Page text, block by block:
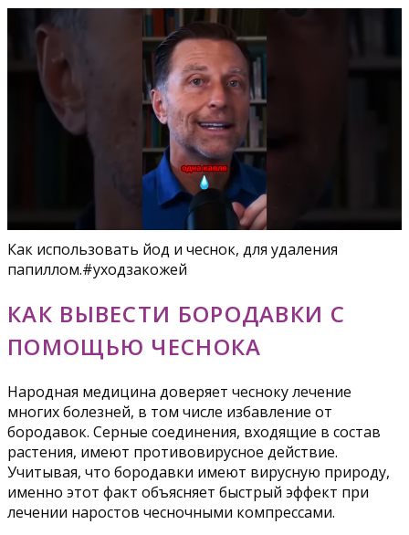
Как использовать йод и чеснок, для удаления
папиллом.#уходзакожей
КАК ВЫВЕСТИ БОРОДАВКИ С
ПОМОЩЬЮ ЧЕСНОКА
Народная медицина доверяет чесноку лечение
многих болезней, в том числе избавление от
бородавок. Серные соединения, входящие в состав
растения, имеют противовирусное действие.
Учитывая, что бородавки имеют вирусную природу,
именно этот факт объясняет быстрый эффект при
лечении наростов чесночными компрессами.